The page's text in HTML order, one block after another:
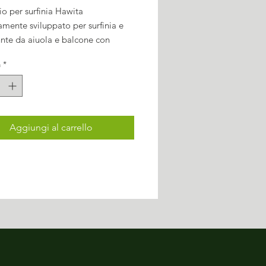
per surfinia Hawita
sviluppato per surfinia e
da aiuola e balcone con
è adatto anche per ortensie.
*
Aggiungi al carrello